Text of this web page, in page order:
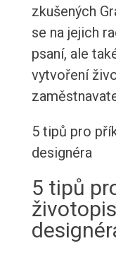
zkušených
se na jejich
psaní, ale
vytvoření
5 tipů pro
designéra
5 tipů